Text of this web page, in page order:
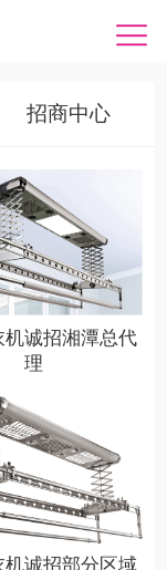
招商中心
机诚招湘潭总代
理
机诚招部分区域